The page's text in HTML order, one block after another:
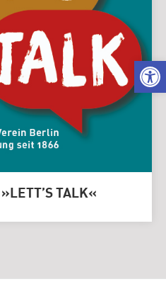
TALK«